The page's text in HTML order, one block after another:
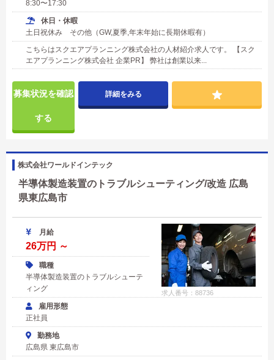
8:30〜17:30
休日・休暇
土日祝休み その他（GW,夏季,年末年始に長期休暇有）
こちらはスクエアプランニング株式会社の人材紹介求人です。 【スク
エアプランニング株式会社 企業PR】 弊社は創業以来...
募集状況を確認
する
詳細をみる
株式会社ワールドインテック
半導体製造装置のトラブルシューティング/改造 広島
県東広島市
求人番号：88736
月給
26万円 ～
職種
半導体製造装置のトラブルシューテ
ィング
雇用形態
正社員
勤務地
広島県 東広島市